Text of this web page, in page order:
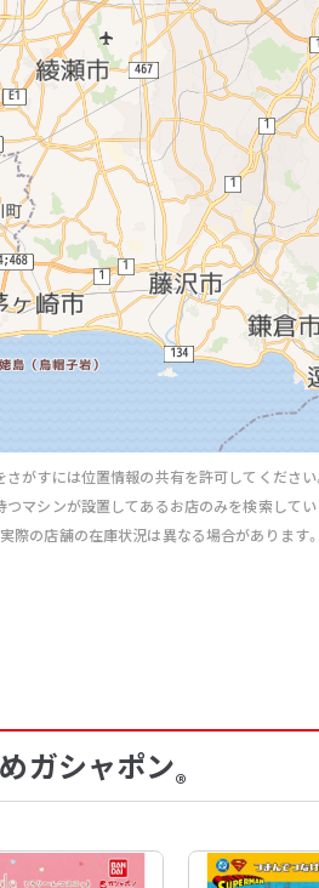
さがすには位置情報の共有を許可してください
つマシンが設置してあるお店のみを検索して
際の店舗の在庫状況は異なる場合があります
ガシャポン®